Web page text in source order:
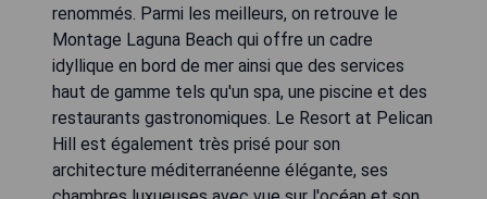
renommés. Parmi les meilleurs, on retrouve le
Montage Laguna Beach qui offre un cadre
idyllique en bord de mer ainsi que des services
haut de gamme tels qu'un spa, une piscine et des
restaurants gastronomiques. Le Resort at Pelican
Hill est également très prisé pour son
architecture méditerranéenne élégante, ses